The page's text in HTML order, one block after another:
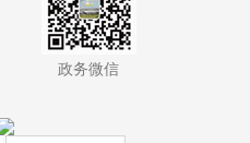
政务微信